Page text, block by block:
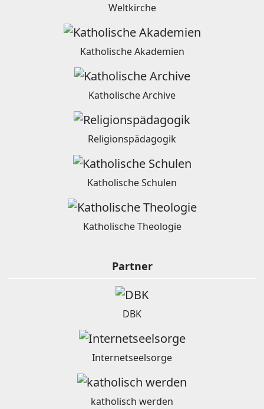
Weltkirche
Katholische Akademien
Katholische Archive
Religionspädagogik
Katholische Schulen
Katholische Theologie
Partner
DBK
Internetseelsorge
katholisch werden